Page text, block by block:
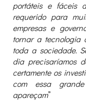
portáteis e fáceis
requerido para
empresas e
tornar a tecnologia
toda a sociedade.
dia precisaríamos
certamente os
com essa
apareçam”